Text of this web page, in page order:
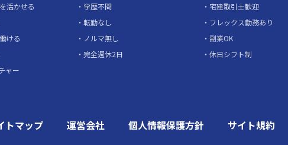
活かせる 学歴不問 宅建取引士歓迎
転勤なし フレックス勤務あり
ける ノルマ無し 副業OK
完全週休2日 休日シフト制
ャー
トマップ 運営会社 個人情報保護方針 サイト規約